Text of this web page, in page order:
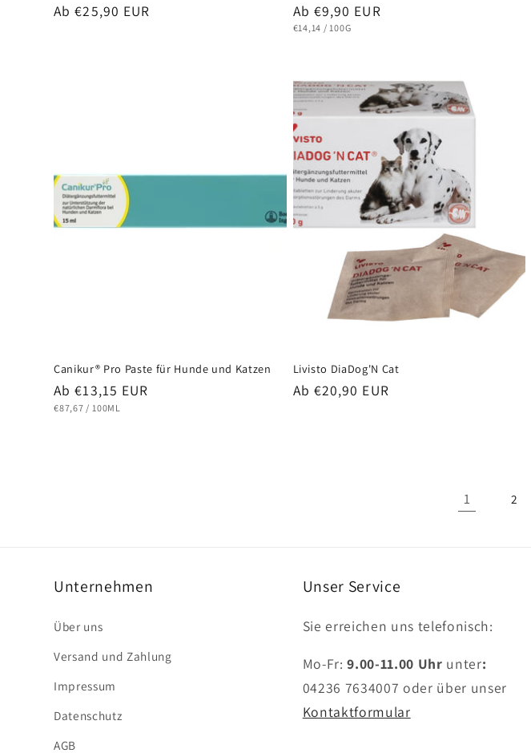
Normaler
Ab €25,90 EUR
Normaler
Preis
Ab €9,90 EUR
STÜCKPREIS
€14,14 / PRO
100G
Canikur® Pro Paste für Hunde und Katzen
Normaler
Preis
Ab €13,15 EUR
STÜCKPREIS
€87,67 / PRO
100ML
Livisto DiaDog'N Cat
Normaler
Ab €20,90 EUR
1 2
Unternehmen
Über uns
Versand und Zahlung
Impressum
Datenschutz
AGB
Unser Service
Sie erreichen uns telefonisch:
Mo-Fr:9.00-11.00 Uhr unter:
04236 7634007 oder über unser
Kontaktformular